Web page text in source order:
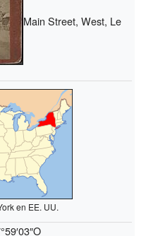
Main Street, West, Le
en EE. UU.